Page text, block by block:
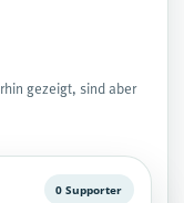
gezeigt, sind aber
0 Supporter